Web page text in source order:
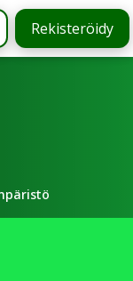
Rekisteröidy